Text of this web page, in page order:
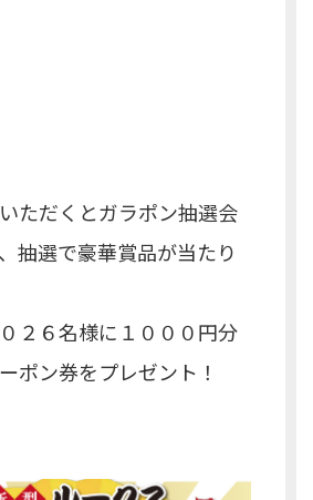
ただくとガラポン抽選会
抽選で豪華賞品が当たり
２６名様に１０００円分
ポン券をプレゼント！